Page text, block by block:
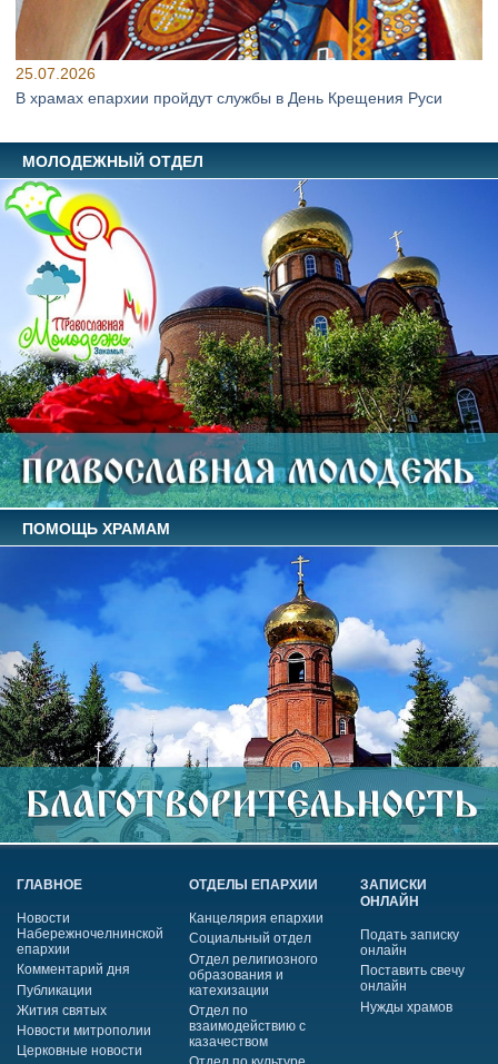
25.07.2026
В храмах епархии пройдут службы в День Крещения Руси
МОЛОДЕЖНЫЙ ОТДЕЛ
ПОМОЩЬ ХРАМАМ
ГЛАВНОЕ
Новости
Набережночелнинской
епархии
Комментарий дня
Публикации
Жития святых
Новости митрополии
Церковные новости
ОТДЕЛЫ ЕПАРХИИ
Канцелярия епархии
Социальный отдел
Отдел религиозного
образования и
катехизации
Отдел по
взаимодействию с
казачеством
ЗАПИСКИ
ОНЛАЙН
Подать записку
онлайн
Поставить свечу
онлайн
Нужды храмов